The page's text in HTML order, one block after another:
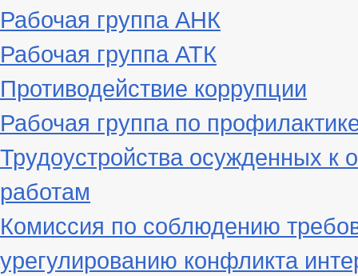
Рабочая группа АНК
Рабочая группа АТК
Противодействие коррупции
Рабочая группа по
Трудоустройства осужденных
работам
Комиссия по соблюдению
урегулированию конфликта